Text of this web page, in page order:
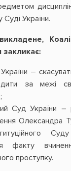
Суді України.
–
за межі
Суд України –
Олександра
факту
проступку.